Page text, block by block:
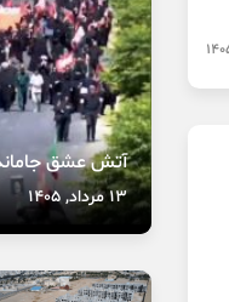
آتش عشق
13 مرداد, 1405